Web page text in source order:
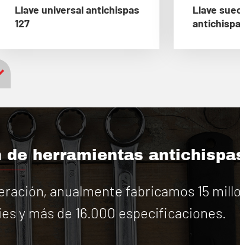
Llave universal antichispas
127
Llave
herramientas
anualmente fabricamos 15
y más de 16.000 especificaciones.